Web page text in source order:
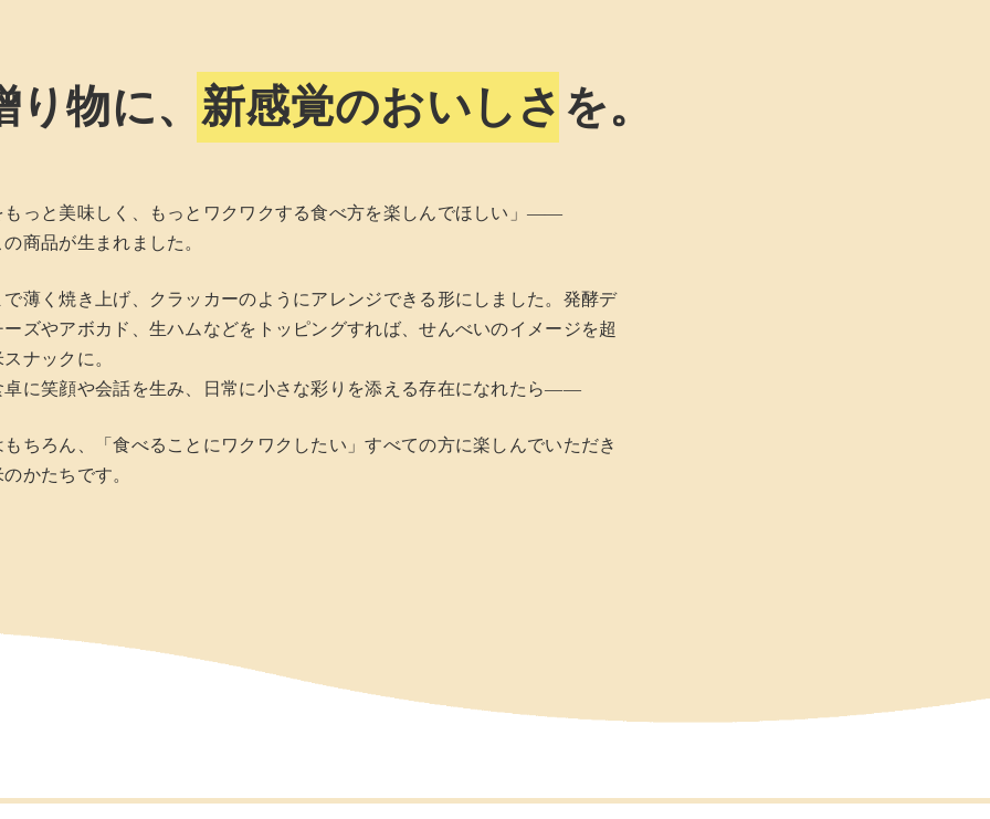
物に、 新感覚のおいしさ を。
もっと美味しく、もっとワクワクする食べ方を楽しんでほしい」——
商品が生まれました。
薄く焼き上げ、クラッカーのようにアレンジできる形にしました。発酵デ
ズやアボカド、生ハムなどをトッピングすれば、せんべいのイメージを超
ナックに。
卓に笑顔や会話を生み、日常に小さな彩りを添える存在になれたら——
ちろん、「食べることにワクワクしたい」すべての方に楽しんでいただき
かたちです。